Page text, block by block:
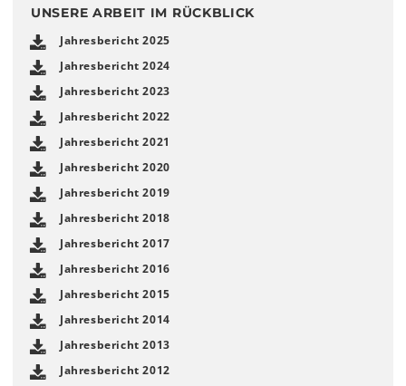
UNSERE ARBEIT IM RÜCKBLICK
Jahresbericht 2025
Jahresbericht 2024
Jahresbericht 2023
Jahresbericht 2022
Jahresbericht 2021
Jahresbericht 2020
Jahresbericht 2019
Jahresbericht 2018
Jahresbericht 2017
Jahresbericht 2016
Jahresbericht 2015
Jahresbericht 2014
Jahresbericht 2013
Jahresbericht 2012